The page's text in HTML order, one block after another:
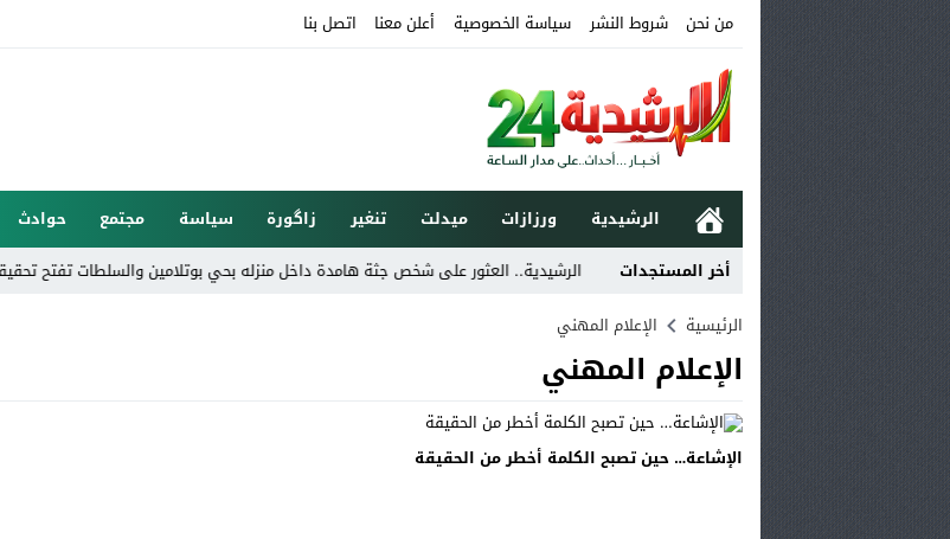
من نحن شروط النشر سياسة الخصوصية أعلن معنا اتصل بنا
الرشيدية ورزازات ميدلت تنغير زاگورة سياسة مجتمع حوادث
أخر المستجداتالرشيدية.. العثور على شخص جثة هامدة داخل منزله بحي بوتلامين والسلطات تفتح تحقيقا
للضباط المتخرجين الجدد
الرئيسية
الإعلام المهني
الإعلام المهني
الإشاعة… حين تصبح الكلمة أخطر من الحقيقة